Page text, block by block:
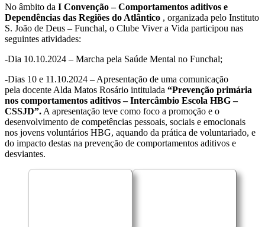
No âmbito da I Convenção – Comportamentos aditivos e
Dependências das Regiões do Atlântico , organizada pelo Instituto
S. João de Deus – Funchal, o Clube Viver a Vida participou nas
seguintes atividades:
-Dia 10.10.2024 – Marcha pela Saúde Mental no Funchal;
-Dias 10 e 11.10.2024 – Apresentação de uma comunicação
pela docente Alda Matos Rosário intitulada “Prevenção primária
nos comportamentos aditivos – Intercâmbio Escola HBG –
CSSJD”. A apresentação teve como foco a promoção e o
desenvolvimento de competências pessoais, sociais e emocionais
nos jovens voluntários HBG, aquando da prática de voluntariado, e
do impacto destas na prevenção de comportamentos aditivos e
desviantes.